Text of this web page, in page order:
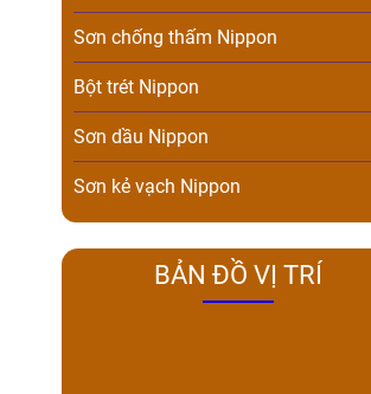
Sơn chống thấm Nippon
Bột trét Nippon
Sơn dầu Nippon
Sơn kẻ vạch Nippon
BẢN ĐỒ VỊ TRÍ